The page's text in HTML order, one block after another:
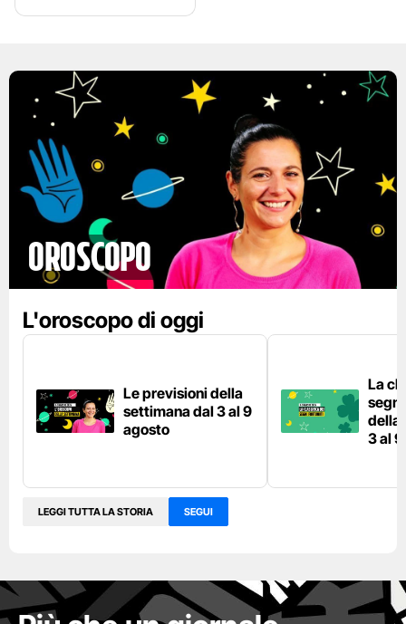
Oroscopo
L'oroscopo di oggi
Le previsioni della
settimana dal 3 al 9
agosto
La
della
3 al
LEGGI TUTTA LA STORIA SEGUI